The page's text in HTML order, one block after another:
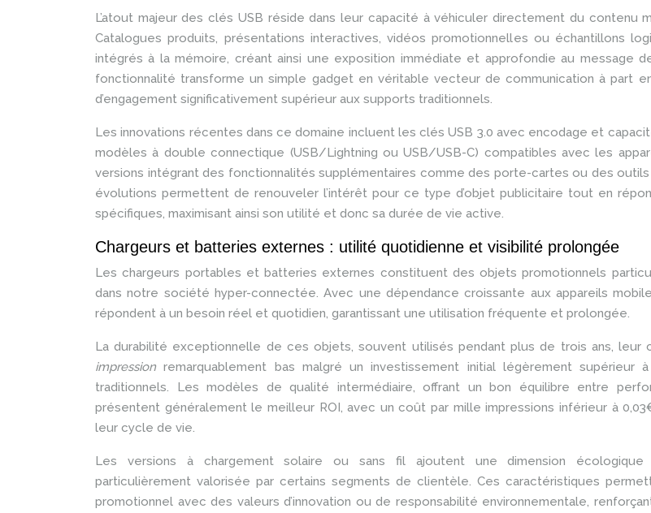
L’atout majeur des clés USB réside dans leur capacité à véhiculer directement du contenu
Catalogues produits, présentations interactives, vidéos promotionnelles ou échantillons
intégrés à la mémoire, créant ainsi une exposition immédiate et approfondie au message
fonctionnalité transforme un simple gadget en véritable vecteur de communication à part
d’engagement significativement supérieur aux supports traditionnels.
Les innovations récentes dans ce domaine incluent les clés USB 3.0 avec encodage et
modèles à double connectique (USB/Lightning ou USB/USB-C) compatibles avec les
versions intégrant des fonctionnalités supplémentaires comme des porte-cartes ou des
évolutions permettent de renouveler l’intérêt pour ce type d’objet publicitaire tout en
spécifiques, maximisant ainsi son utilité et donc sa durée de vie active.
Chargeurs et batteries externes : utilité quotidienne et visibilité prolongée
Les chargeurs portables et batteries externes constituent des objets promotionnels
dans notre société hyper-connectée. Avec une dépendance croissante aux appareils
répondent à un besoin réel et quotidien, garantissant une utilisation fréquente et prolongée.
La durabilité exceptionnelle de ces objets, souvent utilisés pendant plus de trois ans, leur
impressionremarquablement bas malgré un investissement initial légèrement supérieur
traditionnels. Les modèles de qualité intermédiaire, offrant un bon équilibre entre
présentent généralement le meilleur ROI, avec un coût par mille impressions inférieur à
leur cycle de vie.
Les versions à chargement solaire ou sans fil ajoutent une dimension écologique
particulièrement valorisée par certains segments de clientèle. Ces caractéristiques
promotionnel avec des valeurs d’innovation ou de responsabilité environnementale,